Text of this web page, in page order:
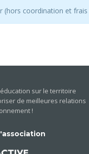
(hors coordination et
sur le territoire
de meilleures relations
!